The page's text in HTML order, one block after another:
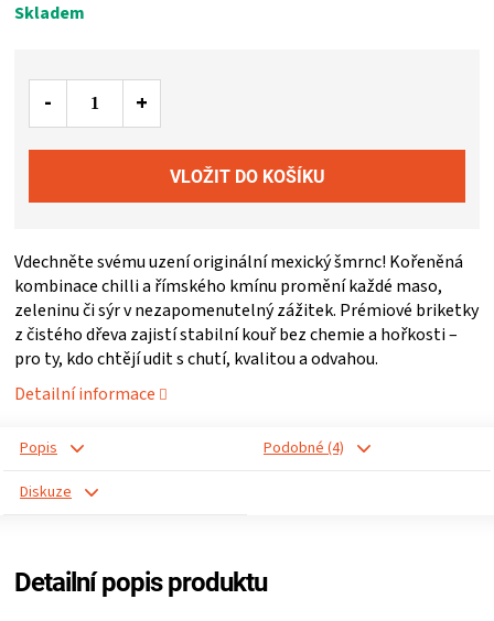
VAKUOVAČKY
ZRÁNÍ
MASA
VENKOVNÍ
KUCHYNĚ
O
cena:
Skladem
Vdechněte svému uzení originální mexický šmrnc! Kořeněná
kombinace chilli a římského kmínu promění každé maso,
zeleninu či sýr v nezapomenutelný zážitek. Prémiové briketky
z čistého dřeva zajistí stabilní kouř bez chemie a hořkosti –
pro ty, kdo chtějí udit s chutí, kvalitou a odvahou.
Detailní informace
Popis
Podobné (4)
Diskuze
Detailní popis produktu